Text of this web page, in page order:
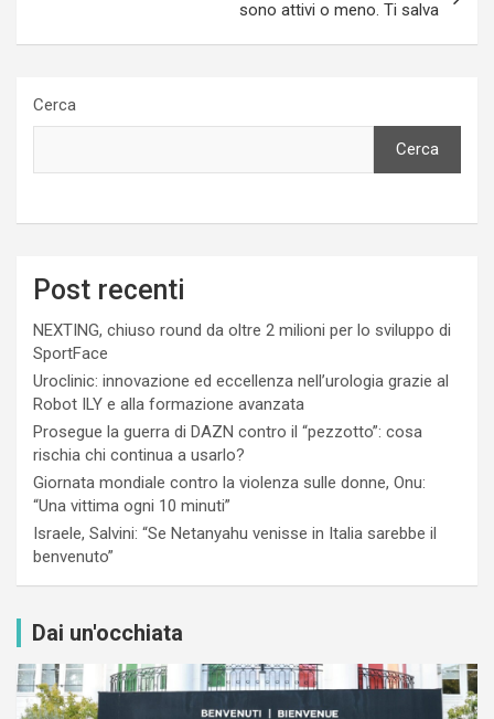
sono attivi o meno. Ti salva
Cerca
Cerca
Post recenti
NEXTING, chiuso round da oltre 2 milioni per lo sviluppo di
SportFace
Uroclinic: innovazione ed eccellenza nell’urologia grazie al
Robot ILY e alla formazione avanzata
Prosegue la guerra di DAZN contro il “pezzotto”: cosa
rischia chi continua a usarlo?
Giornata mondiale contro la violenza sulle donne, Onu:
“Una vittima ogni 10 minuti”
Israele, Salvini: “Se Netanyahu venisse in Italia sarebbe il
benvenuto”
Dai un'occhiata